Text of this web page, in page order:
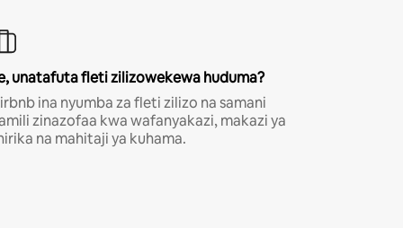
unatafuta fleti zilizowekewa huduma?
ina nyumba za fleti zilizo na samani
zinazofaa kwa wafanyakazi, makazi ya
na mahitaji ya kuhama.